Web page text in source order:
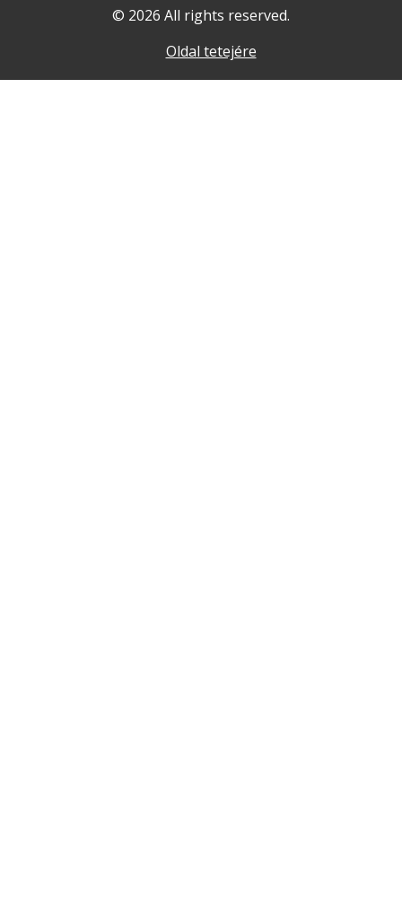
© 2026 All rights reserved.
Oldal tetejére